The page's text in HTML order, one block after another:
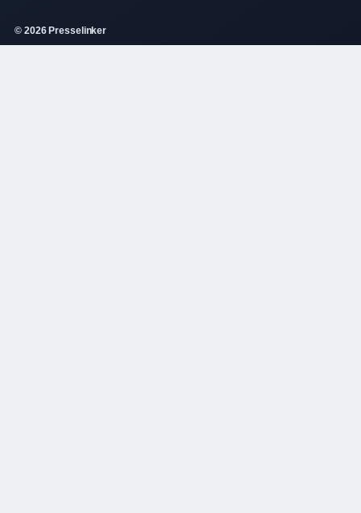
© 2026 Presselinker